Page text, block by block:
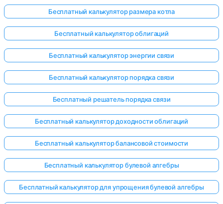
Бесплатный калькулятор размера котла
Бесплатный калькулятор облигаций
Бесплатный калькулятор энергии связи
Бесплатный калькулятор порядка связи
Бесплатный решатель порядка связи
Бесплатный калькулятор доходности облигаций
Бесплатный калькулятор балансовой стоимости
Бесплатный калькулятор булевой алгебры
Бесплатный калькулятор для упрощения булевой алгебры